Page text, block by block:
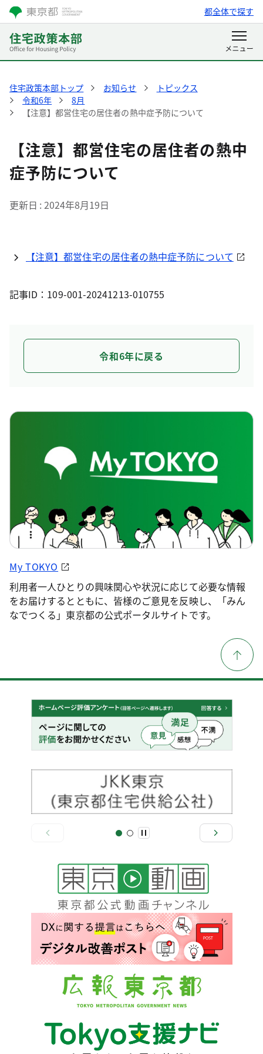
都全体で探す
住宅政策本部トップ お知らせ
トピックス
令和6年
8月
【注意】都営住宅の居住者の熱中症予防について
【注意】都営住宅の居住者の熱中
症予防について
更新日 2024年8月19日
【注意】都営住宅の居住者の熱中症予防について
記事ID：109-001-20241213-010755
令和6年に戻る
My TOKYO
利用者一人ひとりの興味関心や状況に応じて必要な情報
をお届けするとともに、皆様のご意見を反映し、「みん
なでつくる」東京都の公式ポータルサイトです。